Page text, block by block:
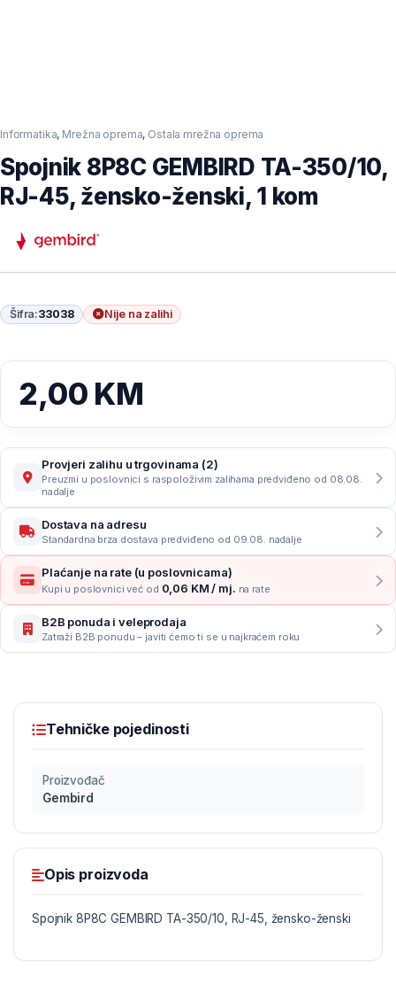
Informatika, Mrežna oprema, Ostala mrežna oprema
Spojnik 8P8C GEMBIRD TA-350/10,
RJ-45, žensko-ženski, 1 kom
Šifra:33038 Nije na zalihi
2,00 KM
Provjeri zalihu u trgovinama (2)
Preuzmi u poslovnici s raspoloživim zalihama predviđeno od 08.08.
nadalje
Dostava na adresu
Standardna brza dostava predviđeno od 09.08. nadalje
Plaćanje na rate (u poslovnicama)
Kupi u poslovnici već od 0,06 KM / mj. na rate
B2B ponuda i veleprodaja
Zatraži B2B ponudu – javiti ćemo ti se u najkraćem roku
Tehničke pojedinosti
Proizvođač
Gembird
Opis proizvoda
Spojnik 8P8C GEMBIRD TA-350/10, RJ-45, žensko-ženski